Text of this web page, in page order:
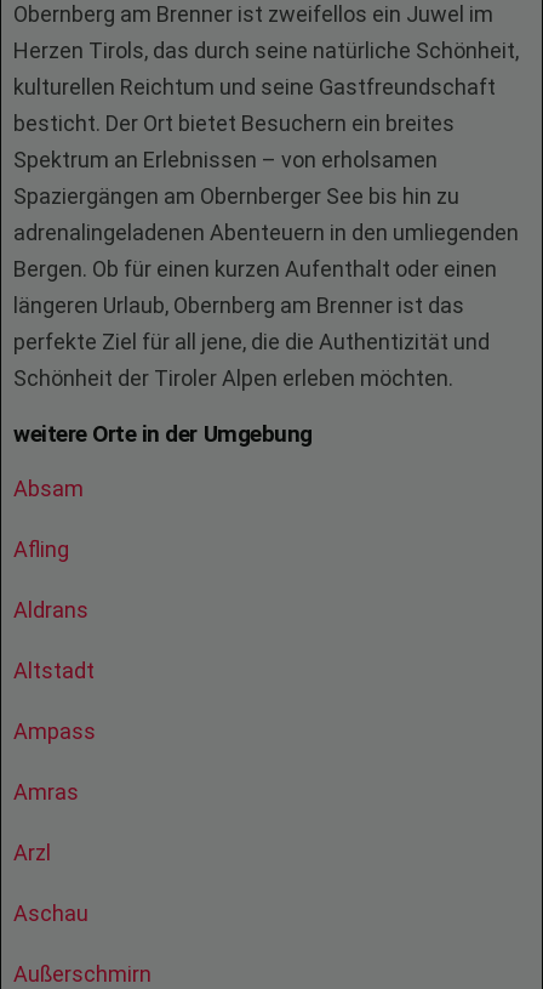
Obernberg am Brenner ist zweifellos ein Juwel im
Herzen Tirols, das durch seine natürliche Schönheit,
kulturellen Reichtum und seine Gastfreundschaft
besticht. Der Ort bietet Besuchern ein breites
Spektrum an Erlebnissen – von erholsamen
Spaziergängen am Obernberger See bis hin zu
adrenalingeladenen Abenteuern in den umliegenden
Bergen. Ob für einen kurzen Aufenthalt oder einen
längeren Urlaub, Obernberg am Brenner ist das
perfekte Ziel für all jene, die die Authentizität und
Schönheit der Tiroler Alpen erleben möchten.
weitere Orte in der Umgebung
Absam
Afling
Aldrans
Altstadt
Ampass
Amras
Arzl
Aschau
Außerschmirn